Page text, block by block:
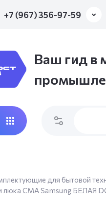
+7 (967) 356-97-59
Ваш гид в
для бытовой
люка СМА Samsung БЕЛАЯ